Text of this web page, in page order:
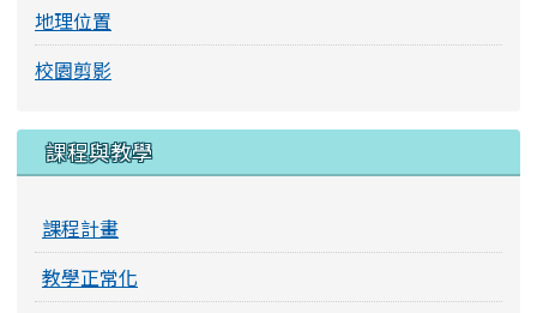
地理位置
校園剪影
課程與教學
課程計畫
教學正常化